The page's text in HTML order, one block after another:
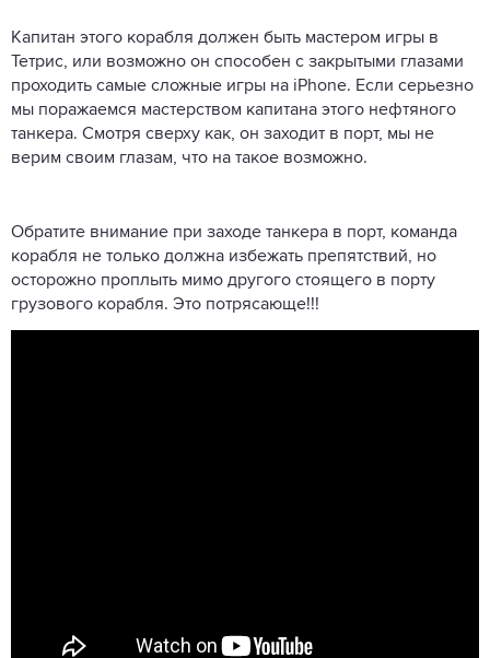
Капитан этого корабля должен быть мастером игры в
Тетрис, или возможно он способен с закрытыми глазами
проходить самые сложные игры на iPhone. Если серьезно
мы поражаемся мастерством капитана этого нефтяного
танкера. Смотря сверху как, он заходит в порт, мы не
верим своим глазам, что на такое возможно.
Обратите внимание при заходе танкера в порт, команда
корабля не только должна избежать препятствий, но
осторожно проплыть мимо другого стоящего в порту
грузового корабля. Это потрясающе!!!